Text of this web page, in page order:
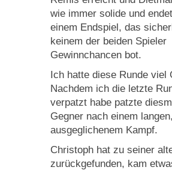
wie immer solide und
einem Endspiel, das
keinem der beiden Spieler
Gewinnchancen bot.
Ich hatte diese Runde viel
Nachdem ich die letzte
verpatzt habe patzte
Gegner nach einem langen,
ausgeglichenem Kampf.
Christoph hat zu seiner
zurückgefunden, kam